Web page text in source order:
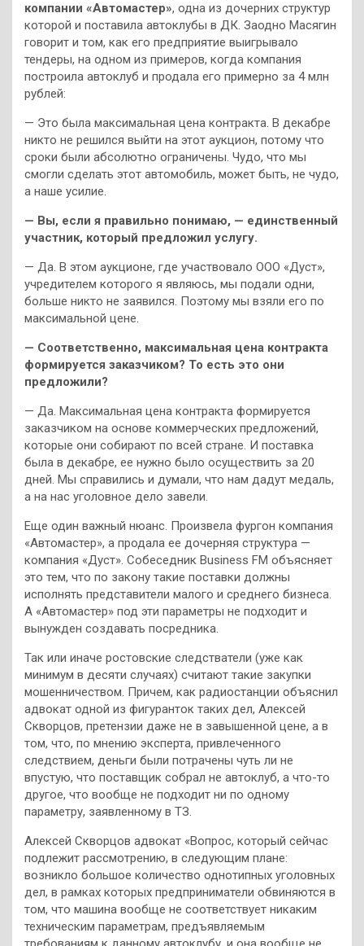
компании «Автомастер», одна из дочерних структур
которой и поставила автоклубы в ДК. Заодно Масягин
говорит и том, как его предприятие выигрывало
тендеры, на одном из примеров, когда компания
построила автоклуб и продала его примерно за 4 млн
рублей:
— Это была максимальная цена контракта. В декабре
никто не решился выйти на этот аукцион, потому что
сроки были абсолютно ограничены. Чудо, что мы
смогли сделать этот автомобиль, может быть, не чудо,
а наше усилие.
— Вы, если я правильно понимаю, — единственный
участник, который предложил услугу.
— Да. В этом аукционе, где участвовало ООО «Дуст»,
учредителем которого я являюсь, мы подали одни,
больше никто не заявился. Поэтому мы взяли его по
максимальной цене.
— Соответственно, максимальная цена контракта
формируется заказчиком? То есть это они
предложили?
— Да. Максимальная цена контракта формируется
заказчиком на основе коммерческих предложений,
которые они собирают по всей стране. И поставка
была в декабре, ее нужно было осуществить за 20
дней. Мы справились и думали, что нам дадут медаль,
а на нас уголовное дело завели.
Еще один важный нюанс. Произвела фургон компания
«Автомастер», а продала ее дочерняя структура —
компания «Дуст». Собеседник Business FM объясняет
это тем, что по закону такие поставки должны
исполнять представители малого и среднего бизнеса.
А «Автомастер» под эти параметры не подходит и
вынужден создавать посредника.
Так или иначе ростовские следстватели (уже как
минимум в десяти случаях) считают такие закупки
мошенничеством. Причем, как радиостанции объяснил
адвокат одной из фигуранток таких дел, Алексей
Скворцов, претензии даже не в завышенной цене, а в
том, что, по мнению эксперта, привлеченного
следствием, деньги были потрачены чуть ли не
впустую, что поставщик собрал не автоклуб, а что-то
другое, что вообще не подходит ни по одному
параметру, заявленному в ТЗ.
Алексей Скворцов адвокат «Вопрос, который сейчас
подлежит рассмотрению, в следующим плане:
возникло большое количество однотипных уголовных
дел, в рамках которых предприниматели обвиняются в
том, что машина вообще не соответствует никаким
техническим параметрам, предъявляемым